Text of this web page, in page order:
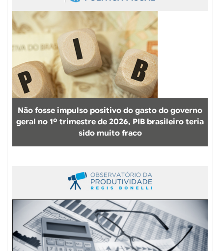
s
Não fosse impulso positivo do gasto do governo
geral no 1º trimestre de 2026, PIB brasileiro teria
sido muito fraco